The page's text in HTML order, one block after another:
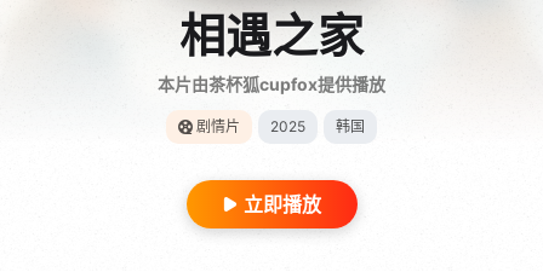
相遇之家
本片由茶杯狐cupfox提供播放
剧情片 2025 韩国
立即播放